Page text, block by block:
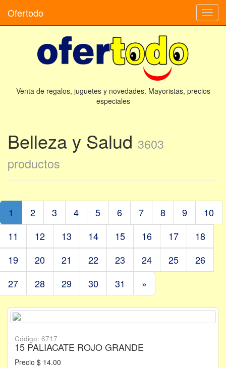
Venta de regalos, juguetes y novedades. Mayoristas, precios
especiales
Ofertodo
Belleza y Salud 3603
productos
1 2 3 4 5 6 7 8 9
10
11
12 13 14 15 16 17
18
19
20 21 22 23 24 25
26
27
28 29 30 31 »
Código: 6717
15 PALIACATE ROJO GRANDE
Precio $ 14.00